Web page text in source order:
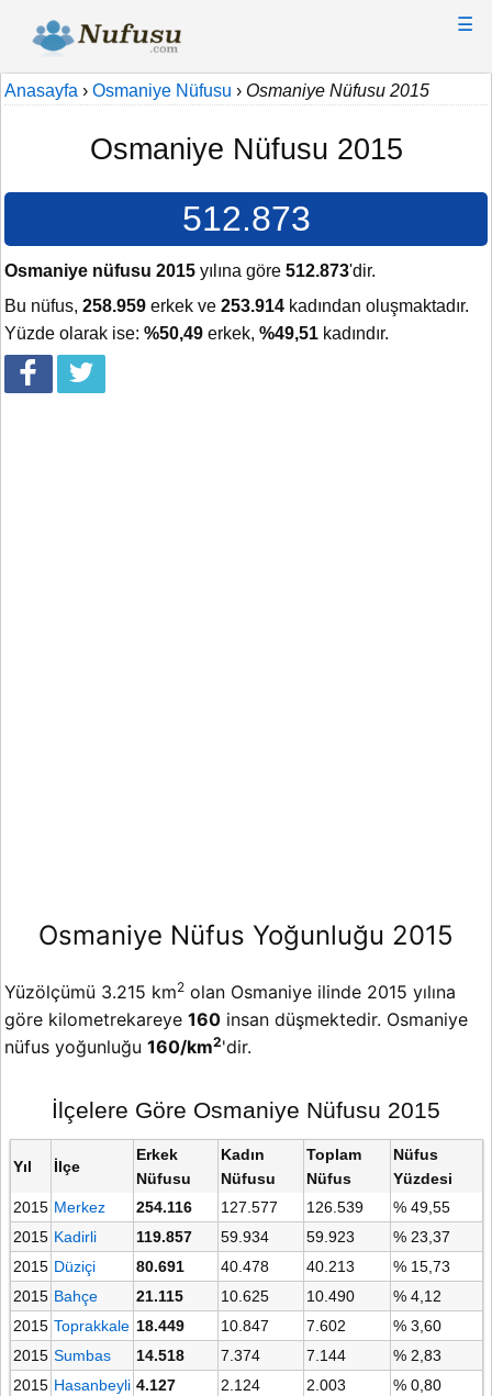
☰
Anasayfa › Osmaniye Nüfusu › Osmaniye Nüfusu 2015
Osmaniye Nüfusu 2015
512.873
Osmaniye nüfusu 2015 yılına göre 512.873'dir.
Bu nüfus, 258.959 erkek ve 253.914 kadından oluşmaktadır.
Yüzde olarak ise: %50,49 erkek, %49,51 kadındır.
Osmaniye Nüfus Yoğunluğu 2015
Yüzölçümü 3.215 km2 olan Osmaniye ilinde 2015 yılına
göre kilometrekareye 160 insan düşmektedir. Osmaniye
nüfus yoğunluğu 160/km2'dir.
İlçelere Göre Osmaniye Nüfusu 2015
Yıl İlçe
Erkek
Nüfusu
Kadın
Nüfusu
Toplam
Nüfus
Nüfus
Yüzdesi
2015 Merkez 254.116 127.577 126.539
% 49,55
2015 Kadirli 119.857 59.934 59.923
% 23,37
2015 Düziçi 80.691 40.478 40.213
% 15,73
2015 Bahçe 21.115 10.625 10.490
% 4,12
2015 Toprakkale 18.449 10.847 7.602
% 3,60
2015 Sumbas 14.518 7.374 7.144
% 2,83
2015 Hasanbeyli 4.127 2.124 2.003 % 0,80